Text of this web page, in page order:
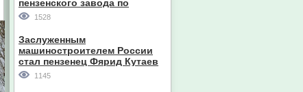
пензенского завода по
производству станков
1528
Заслуженным
машиностроителем России
стал пензенец Фярид Кутаев
1145